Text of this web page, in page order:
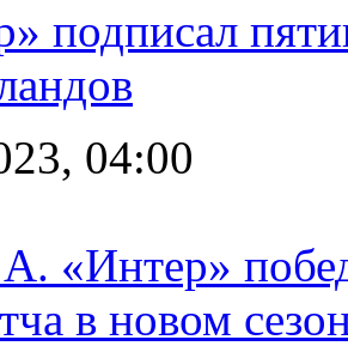
подписал
04:00
«Интер»
в новом